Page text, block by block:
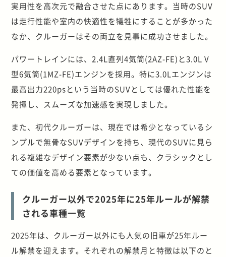
実用性を高次元で融合させた点にあります。当時のSUV
は走行性能や室内の快適性を犠牲にすることが多かった
なか、クルーガーはその両立を見事に成功させました。
パワートレインには、2.4L直列4気筒(2AZ-FE)と3.0L V
型6気筒(1MZ-FE)エンジンを採用。特に3.0Lエンジンは
最高出力220psという当時のSUVとしては優れた性能を
発揮し、スムーズな加速感を実現しました。
また、初代クルーガーは、現在では希少となっているシ
ンプルで無骨なSUVデザインを持ち、現代のSUVに見ら
れる複雑なデザイン要素が少ない点も、クラシックとし
ての価値を高める要素となっています。
クルーガー以外で2025年に25年ルールが解禁
される車種一覧
2025年は、クルーガー以外にも人気の旧車が25年ルー
ル解禁を迎えます。それぞれの解禁月と特徴は以下のと